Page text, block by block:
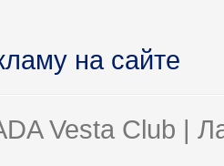
на сайте
Vesta Club |